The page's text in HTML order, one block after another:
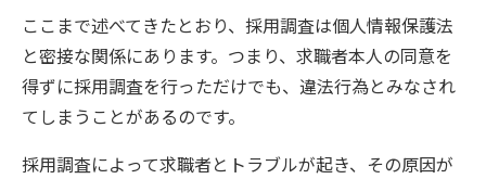
ここまで述べてきたとおり、採用調査は個人情報保護法
と密接な関係にあります。つまり、求職者本人の同意を
得ずに採用調査を行っただけでも、違法行為とみなされ
てしまうことがあるのです。
採用調査によって求職者とトラブルが起き、その原因が